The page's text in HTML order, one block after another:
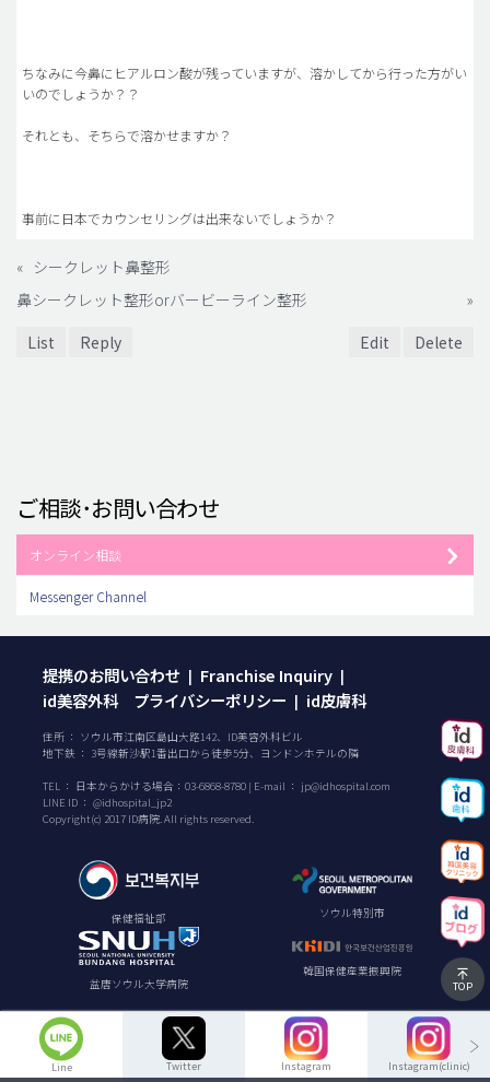
ちなみに今鼻にヒアルロン酸が残っていますが、溶かしてから行った方がい
いのでしょうか？？
それとも、そちらで溶かせますか？
事前に日本でカウンセリングは出来ないでしょうか？
« シークレット鼻整形
鼻シークレット整形orバービーライン整形
»
List
Reply Edit Delete
ご相談･お問い合わせ
オンライン相談
Messenger Channel
Line Twitter Instagram Instagram(clinic)
提携のお問い合わせ | Franchise Inquiry |
id美容外科 プライバシーポリシー | id皮膚科
住所 ： ソウル市江南区島山大路142、ID美容外科ビル
地下鉄 ： 3号線新沙駅1番出口から徒歩5分、ヨンドンホテルの隣
TEL ： 日本からかける場合： 03-6868-8780 | E-mail ： jp@idhospital.com
LINE ID ： @idhospital_jp2
Copyright(c) 2017 ID病院. All rights reserved.
保健福祉部 ソウル特別市
盆唐ソウル大学病院
韓国保健産業振興院
TOP